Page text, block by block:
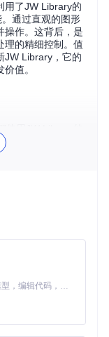
用了JW Library的
通过直观的图形
操作。这背后，是
理的精细控制。值
JW Library，它的
值。
的学习心得统一
可使用，非常适
止，过往的wiki文
Claude Code 的开源替代方案。连接任意大模型，编辑代码，运行命令，自动验证 — 全自动执行。用 Rust 构建，极致性能。 ｜ An open-source alternative to Claude Code. Connect any LLM, edit code, run commands, and verify changes — autonomously. Built in Rust for speed. Get Started